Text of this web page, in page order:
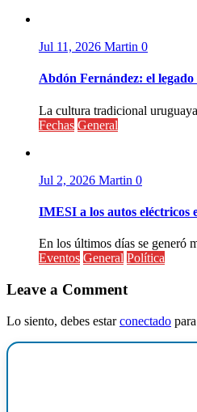
Jul 11, 2026 Martin 0
Abdón Fernández: el
La cultura tradicional
Fechas General
Jul 2, 2026 Martin 0
IMESI a los autos eléctricos
En los últimos días se generó
Eventos General Política
Leave a Comment
Lo siento, debes estarconectado